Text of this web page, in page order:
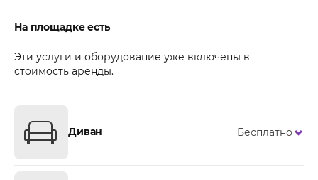
На площадке есть
Эти услуги и оборудование уже включены в
стоимость аренды.
Диван Бесплатно